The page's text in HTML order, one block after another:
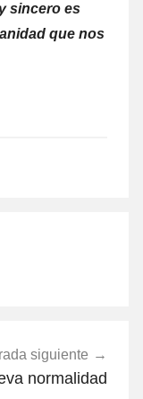
sincero es
que nos
siguiente
normalidad